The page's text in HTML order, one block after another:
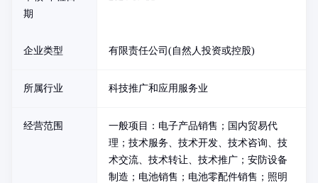
期
企业类型 有限责任公司(自然人投资或控股)
所属行业 科技推广和应用服务业
经营范围
一般项目：电子产品销售；国内贸易代
理；技术服务、技术开发、技术咨询、技
术交流、技术转让、技术推广；安防设备
制造；电池销售；电池零配件销售；照明